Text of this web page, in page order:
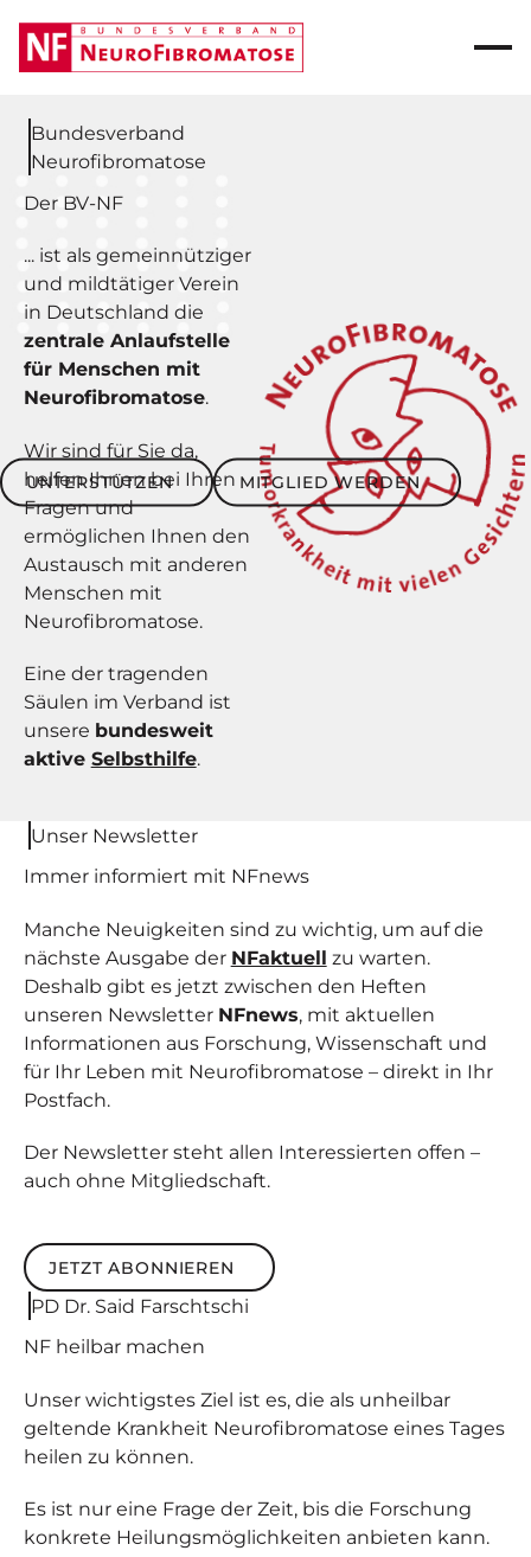
Bundesverband
Neurofibromatose
Der BV-NF
... ist als gemeinnütziger
und mildtätiger Verein
in Deutschland die
zentrale Anlaufstelle
für Menschen mit
Neurofibromatose.
Wir sind für Sie da,
helfen Ihnen bei Ihren
Fragen und
ermöglichen Ihnen den
Austausch mit anderen
Menschen mit
Neurofibromatose.
Eine der tragenden
Säulen im Verband ist
unsere bundesweit
aktive Selbsthilfe.
Unterstützen
UNTERSTÜTZEN Mitglied werden
MITGLIED WERDEN
Unser Newsletter
Immer informiert mit NFnews
Manche Neuigkeiten sind zu wichtig, um auf die
nächste Ausgabe der NFaktuell zu warten.
Deshalb gibt es jetzt zwischen den Heften
unseren Newsletter NFnews, mit aktuellen
Informationen aus Forschung, Wissenschaft und
für Ihr Leben mit Neurofibromatose – direkt in Ihr
Postfach.
Der Newsletter steht allen Interessierten offen –
auch ohne Mitgliedschaft.
Jetzt abonnieren
JETZT ABONNIEREN
PD Dr. Said Farschtschi
NF heilbarmachen
Unser wichtigstes Ziel ist es, die als unheilbar
geltende Krankheit Neurofibromatose eines Tages
heilen zu können.
Es ist nur eine Frage der Zeit, bis die Forschung
konkrete Heilungsmöglichkeiten anbieten kann.